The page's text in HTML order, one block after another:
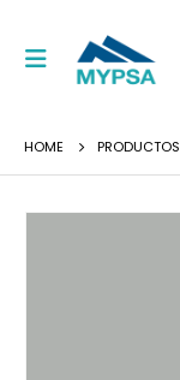
HOME PRODUCTOS